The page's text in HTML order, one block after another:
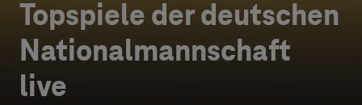
Topspiele der deutschen
Nationalmannschaft
live